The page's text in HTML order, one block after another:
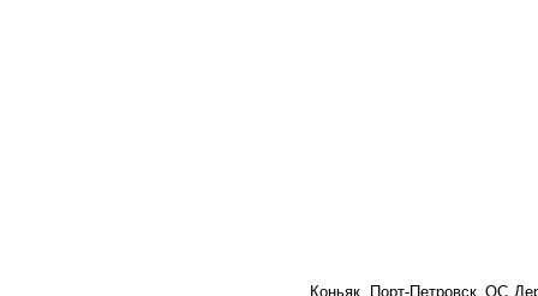
Коньяк Порт-Петровск ОС